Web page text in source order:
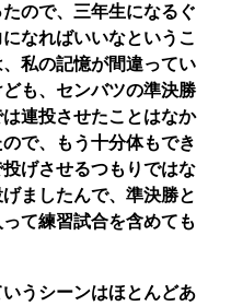
ので、三年生になるぐ
なればいいなというこ
私の記憶が間違ってい
も、センバツの準決勝
連投させたことはなか
で、もう十分体もでき
げさせるつもりではな
ましたんで、準決勝と
て練習試合を含めても
いうシーンはほとんどあ